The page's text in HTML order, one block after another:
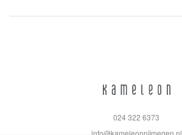
024 322 6373
info@kameleonnijmegen.nl